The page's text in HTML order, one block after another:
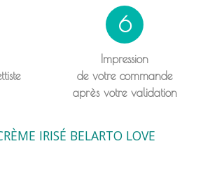
6
Impression
de votre commande
après votre validation
IRISÉ BELARTO LOVE